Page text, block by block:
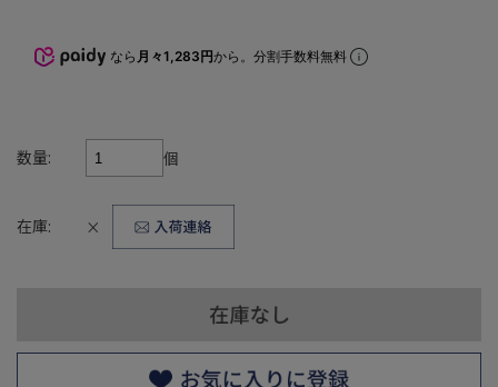
なら 月々1,283円から。分割手数料無料
数量: 個
在庫: ×